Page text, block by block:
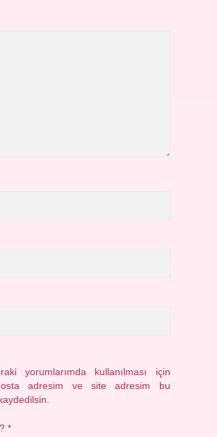
yorumlarımda kullanılması için
adresim ve site adresim bu
*